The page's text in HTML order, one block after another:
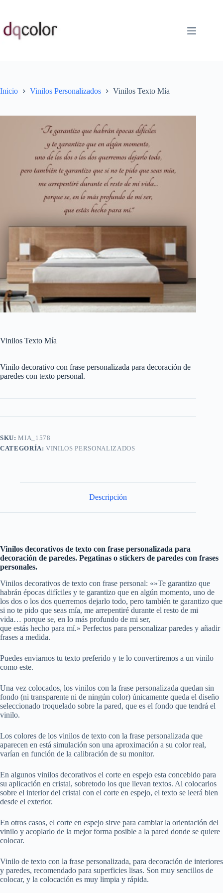
contenido
Inicio Vinilos Personalizados Vinilos Texto Mía
Vinilos Texto Mía
Vinilo decorativo con frase personalizada para decoración de
paredes con texto personal.
SKU:MIA_1578
CATEGORÍA:VINILOS PERSONALIZADOS
Descripción
Vinilos decorativos de texto con frase personalizada para
decoración de paredes. Pegatinas o stickers de paredes con frases
personales.
Vinilos decorativos de texto con frase personal: «»Te garantizo que
habrán épocas difíciles y te garantizo que en algún momento, uno de
los dos o los dos querremos dejarlo todo, pero también te garantizo que
si no te pido que seas mía, me arrepentiré durante el resto de mi
vida… porque se, en lo más profundo de mi ser,
que estás hecho para mí.» Perfectos para personalizar paredes y añadir
frases a medida.
Puedes enviarnos tu texto preferido y te lo convertiremos a un vinilo
como este.
Una vez colocados, los vinilos con la frase personalizada quedan sin
fondo (ni transparente ni de ningún color) únicamente queda el diseño
seleccionado troquelado sobre la pared, que es el fondo que tendrá el
vinilo.
Los colores de los vinilos de texto con la frase personalizada que
aparecen en está simulación son una aproximación a su color real,
varían en función de la calibración de su monitor.
En algunos vinilos decorativos el corte en espejo esta concebido para
su aplicación en cristal, sobretodo los que llevan textos. Al colocarlos
sobre el interior del cristal con el corte en espejo, el texto se leerá bien
desde el exterior.
En otros casos, el corte en espejo sirve para cambiar la orientación del
vinilo y acoplarlo de la mejor forma posible a la pared donde se quiere
colocar.
Vinilo de texto con la frase personalizada, para decoración de interiores
y paredes, recomendado para superficies lisas. Son muy sencillos de
colocar, y la colocación es muy limpia y rápida.